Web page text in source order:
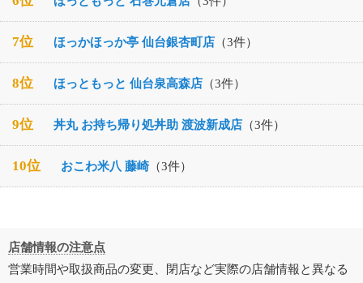
7位 ほっかほっか亭 仙台銀杏町店 （3件）
8位 ほっともっと 仙台泉高森店 （3件）
9位 丼丸 お持ち帰り処丼助 渡波新成店 （3件）
10位 おこわ米八 藤崎（3件）
店舗情報の注意点
営業時間や取扱商品の変更、閉店など実際の店舗情報と異なる